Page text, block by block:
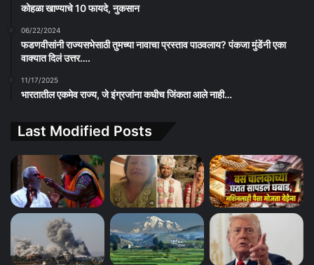
कोहळा खाण्याचे 10 फायदे, नुकसान
06/22/2024
फडणवीसांनी राज्यसभेसाठी तुमच्या नावाचा प्रस्ताव पाठवलाय? पंकजा मुंडेंनी एका
वाक्यात दिलं उत्तर….
11/17/2025
भारतातील एकमेव राज्य, जे इंग्रजांना कधीच जिंकता आले नाही…
Last Modified Posts